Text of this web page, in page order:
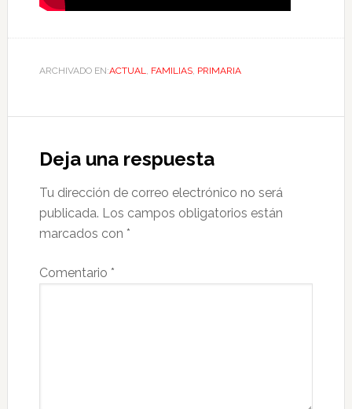
ARCHIVADO EN:ACTUAL FAMILIAS, PRIMARIA
Deja una respuesta
Tu dirección de correo electrónico no será
publicada. Los campos obligatorios están
marcados con *
Comentario *